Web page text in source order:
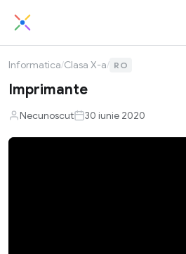
Informatica/Clasa X-a/ RO
Imprimante
Necunoscut 30 iunie 2020